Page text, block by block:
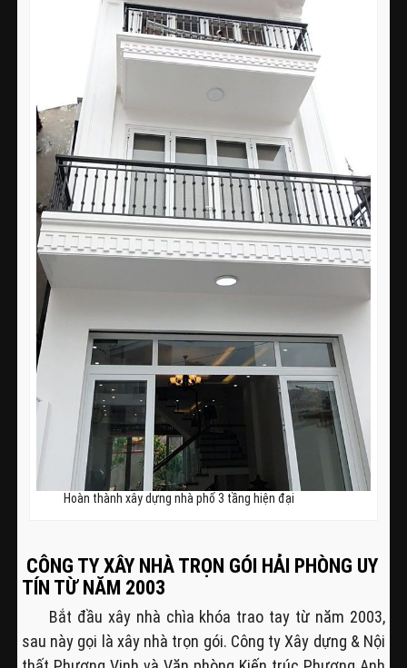
Hoàn thành xây dựng nhà phố 3 tầng hiện đại
CÔNG TY XÂY NHÀ TRỌN GÓI HẢI PHÒNG UY
TÍN TỪ NĂM 2003
Bắt đầu xây nhà chìa khóa trao tay từ năm 2003,
sau này gọi là xây nhà trọn gói. Công ty Xây dựng & Nội